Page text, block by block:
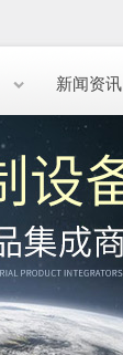
新闻资讯